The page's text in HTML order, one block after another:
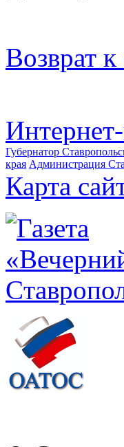
Возврат
Губернатор
края Администрация
Карта